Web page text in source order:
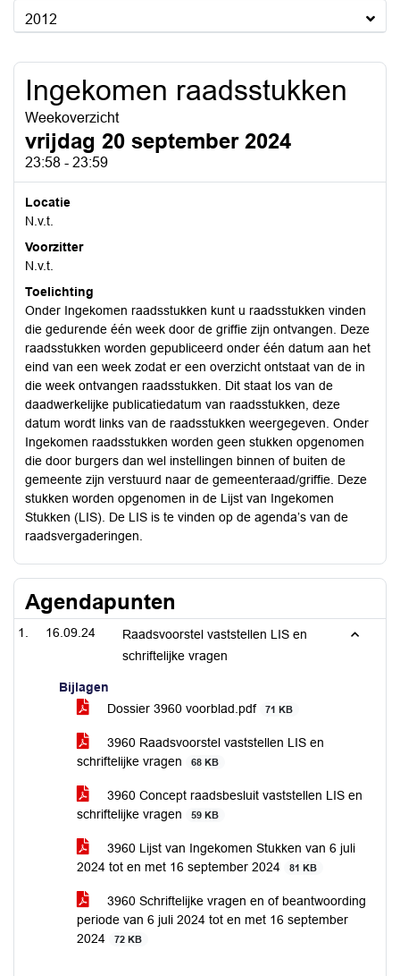
2012
Ingekomen raadsstukken
Weekoverzicht
vrijdag 20 september 2024
23:58 - 23:59
Locatie
N.v.t.
Voorzitter
N.v.t.
Toelichting
Onder Ingekomen raadsstukken kunt u raadsstukken vinden
die gedurende één week door de griffie zijn ontvangen. Deze
raadsstukken worden gepubliceerd onder één datum aan het
eind van een week zodat er een overzicht ontstaat van de in
die week ontvangen raadsstukken. Dit staat los van de
daadwerkelijke publicatiedatum van raadsstukken, deze
datum wordt links van de raadsstukken weergegeven. Onder
Ingekomen raadsstukken worden geen stukken opgenomen
die door burgers dan wel instellingen binnen of buiten de
gemeente zijn verstuurd naar de gemeenteraad/griffie. Deze
stukken worden opgenomen in de Lijst van Ingekomen
Stukken (LIS). De LIS is te vinden op de agenda’s van de
raadsvergaderingen.
Agendapunten
16.09.24
Raadsvoorstel vaststellen LIS en
schriftelijke vragen
Bijlagen
Dossier 3960 voorblad.pdf
71 KB
3960 Raadsvoorstel vaststellen LIS en
schriftelijke vragen
68 KB
3960 Concept raadsbesluit vaststellen LIS en
schriftelijke vragen
59 KB
3960 Lijst van Ingekomen Stukken van 6 juli
2024 tot en met 16 september 2024
81 KB
3960 Schriftelijke vragen en of beantwoording
periode van 6 juli 2024 tot en met 16 september
2024
72 KB